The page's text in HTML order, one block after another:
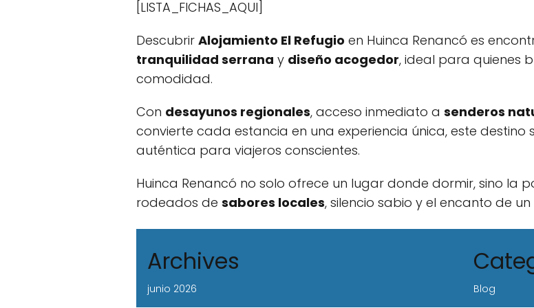
[LISTA_FICHAS_AQUI]
Descubrir Alojamiento El Refugio en Huinca Renancó es
tranquilidad serrana y diseño acogedor, ideal para quienes
comodidad.
Con desayunos regionales, acceso inmediato a senderos
convierte cada estancia en una experiencia única, este
auténtica para viajeros conscientes.
Huinca Renancó no solo ofrece un lugar donde dormir, sino la
rodeados de sabores locales, silencio sabio y el encanto de
Archives
junio 2026 Blog